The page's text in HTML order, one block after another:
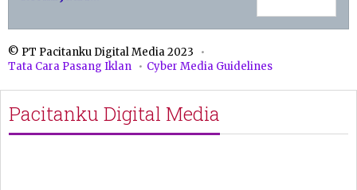
© PT Pacitanku Digital Media 2023
Tata Cara Pasang Iklan
Cyber Media Guidelines
Pacitanku Digital Media